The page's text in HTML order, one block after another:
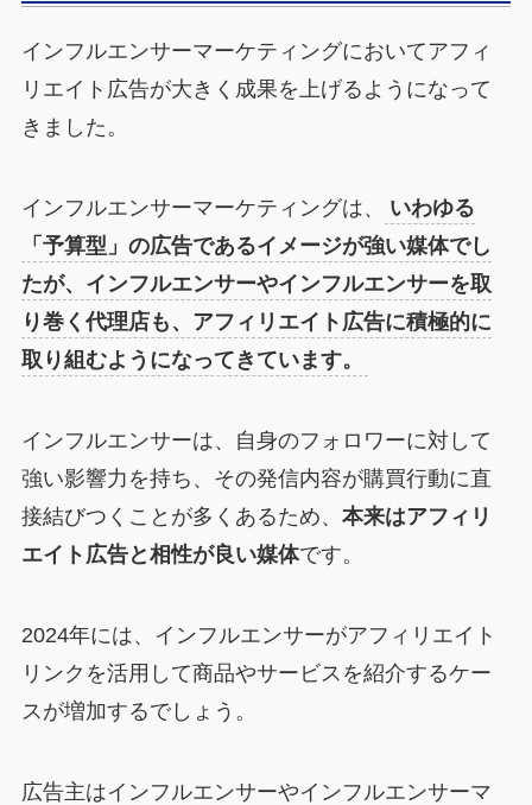
インフルエンサーマーケティングにおいてアフィ
リエイト広告が大きく成果を上げるようになって
きました。
インフルエンサーマーケティングは、
いわゆる
「予算型」の広告であるイメージが強い媒体でし
たが、インフルエンサーやインフルエンサーを取
り巻く代理店も、アフィリエイト広告に積極的に
取り組むようになってきています。
インフルエンサーは、自身のフォロワーに対して
強い影響力を持ち、その発信内容が購買行動に直
接結びつくことが多くあるため、 本来はアフィリ
エイト広告と相性が良い媒体です。
2024年には、インフルエンサーがアフィリエイト
リンクを活用して商品やサービスを紹介するケー
スが増加するでしょう。
広告主はインフルエンサーやインフルエンサーマ